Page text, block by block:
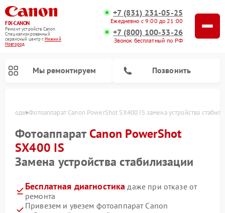
FIX-CANON
Ремонт устройств Canon
Специализированный
cервисный центр г.Нижний
Новгород
+7 (831) 231-05-25
Ежедневно с 9:00 до 21:00
+7 (800) 100-33-26
Звонок бесплатный по РФ
Мы ремонтируем Позвонить
Фотоаппарат Canon PowerShot SX400 IS замена устройства
Фотоаппарат Canon PowerShot
SX400 IS
Замена устройства стабилизации
Бесплатная диагностика даже при отказе от
ремонта
Привезем и увезем фотоаппарат Canon